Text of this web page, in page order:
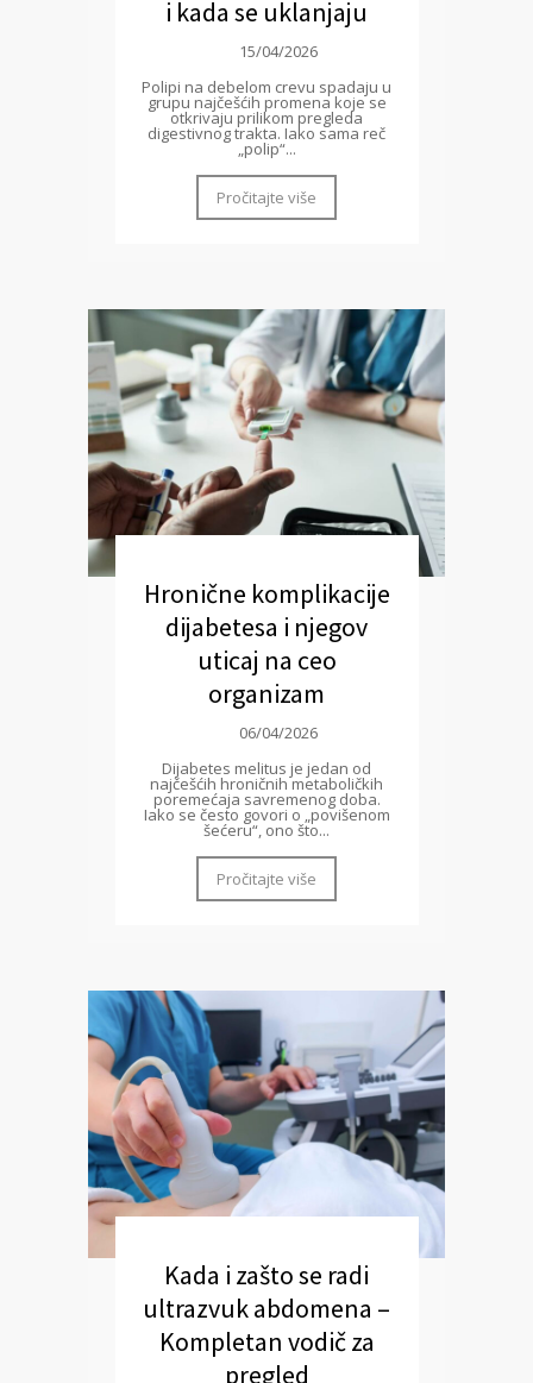
i kada se uklanjaju
15/04/2026
Polipi na debelom crevu spadaju u
grupu najčešćih promena koje se
otkrivaju prilikom pregleda
digestivnog trakta. Iako sama reč
„polip“...
Pročitajte više
Hronične komplikacije
dijabetesa i njegov
uticaj na ceo
organizam
06/04/2026
Dijabetes melitus je jedan od
najčešćih hroničnih metaboličkih
poremećaja savremenog doba.
Iako se često govori o „povišenom
šećeru“, ono što...
Pročitajte više
Kada i zašto se radi
ultrazvuk abdomena –
Kompletan vodič za
pregled